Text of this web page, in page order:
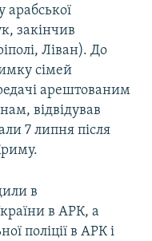
арабської
закінчив
Ліван). До
сімей
арештованим
відвідував
7 липня після
в
в АРК, а
поліції в АРК і